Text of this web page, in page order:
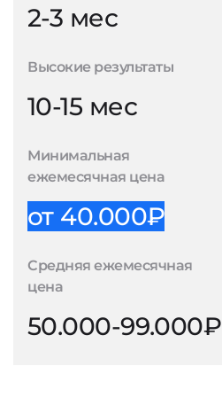
2-3 мес
Высокие результаты
10-15 мес
Минимальная
ежемесячная цена
от 40.000₽
Средняя ежемесячная
цена
50.000-99.000₽